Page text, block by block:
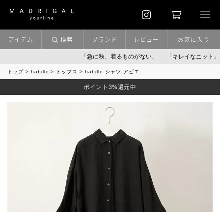
「急に秋、着るものがない」 「キレイなニット」 お盆
アイテム 検索 ブランド レビュー お気に入り
トップ habille トップス habille シャツ アビエ
ポイント3%還元中